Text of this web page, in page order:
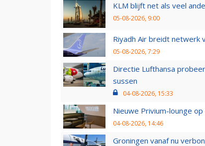
KLM blijft net als veel
05-08-2026, 9:00
Riyadh Air breidt netwerk
05-08-2026, 7:29
Directie Lufthansa
sussen
04-08-2026, 15:33
Nieuwe Privium-lounge
04-08-2026, 14:46
Groningen vanaf nu